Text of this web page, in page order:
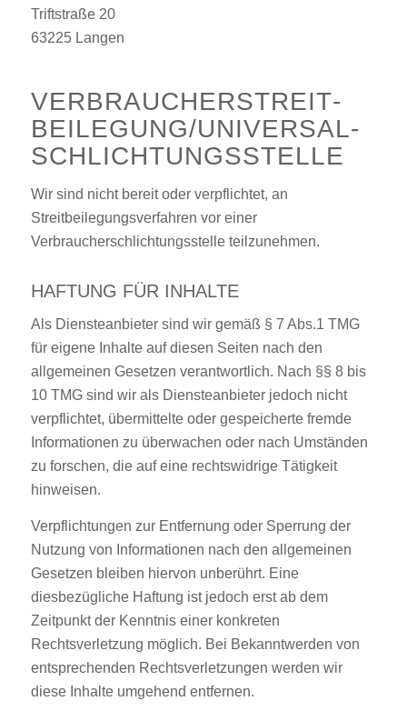
Triftstraße 20
63225 Langen
VERBRAUCHER­STREIT­
BEILEGUNG/UNIVERSAL­
SCHLICHTUNGS­STELLE
Wir sind nicht bereit oder verpflichtet, an
Streitbeilegungsverfahren vor einer
Verbraucherschlichtungsstelle teilzunehmen.
HAFTUNG FÜR INHALTE
Als Diensteanbieter sind wir gemäß § 7 Abs.1 TMG
für eigene Inhalte auf diesen Seiten nach den
allgemeinen Gesetzen verantwortlich. Nach §§ 8 bis
10 TMG sind wir als Diensteanbieter jedoch nicht
verpflichtet, übermittelte oder gespeicherte fremde
Informationen zu überwachen oder nach Umständen
zu forschen, die auf eine rechtswidrige Tätigkeit
hinweisen.
Verpflichtungen zur Entfernung oder Sperrung der
Nutzung von Informationen nach den allgemeinen
Gesetzen bleiben hiervon unberührt. Eine
diesbezügliche Haftung ist jedoch erst ab dem
Zeitpunkt der Kenntnis einer konkreten
Rechtsverletzung möglich. Bei Bekanntwerden von
entsprechenden Rechtsverletzungen werden wir
diese Inhalte umgehend entfernen.